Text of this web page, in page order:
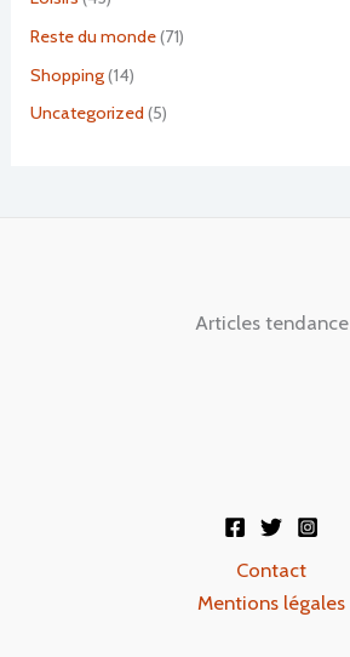
Reste du monde(71)
Shopping(14)
Uncategorized (5)
Articles tendance
Contact
Mentions légales